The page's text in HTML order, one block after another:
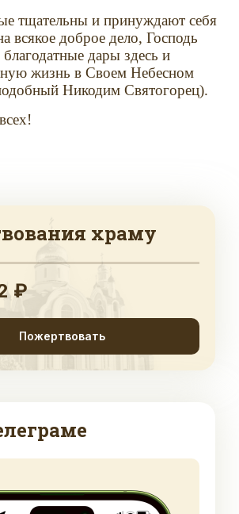
тщательны и принуждают себя
всякое доброе дело, Господь
дары здесь и
жизнь в Своем Небесном
Никодим Святогорец).
храму
₽
Пожертвовать